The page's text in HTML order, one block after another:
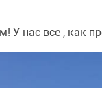
У нас все , как